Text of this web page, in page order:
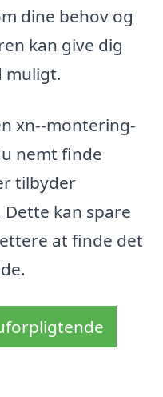
dine behov og
kan give dig
muligt.
xn--montering-
nemt finde
tilbyder
kan spare
at finde det